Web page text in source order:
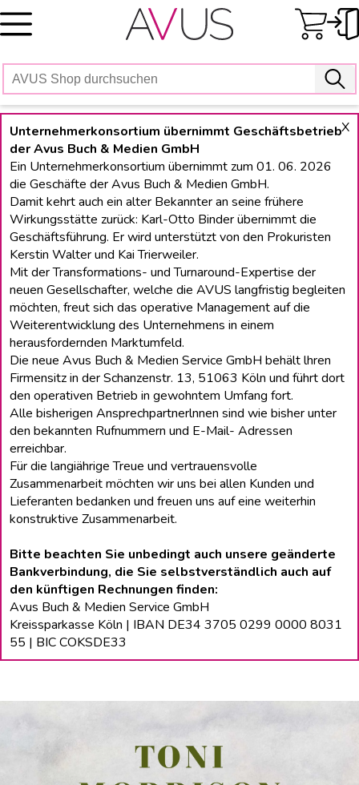
Skip
to
X
Unternehmerkonsortium übernimmt Geschäftsbetrieb
der Avus Buch & Medien GmbH
Ein Unternehmerkonsortium übernimmt zum 01. 06. 2026
die Geschäfte der Avus Buch & Medien GmbH.
Damit kehrt auch ein alter Bekannter an seine frühere
Wirkungsstätte zurück: Karl-Otto Binder übernimmt die
Geschäftsführung. Er wird unterstützt von den Prokuristen
Kerstin Walter und Kai Trierweiler.
Mit der Transformations- und Turnaround-Expertise der
neuen Gesellschafter, welche die AVUS langfristig begleiten
möchten, freut sich das operative Management auf die
Weiterentwicklung des Unternehmens in einem
herausfordernden Marktumfeld.
Die neue Avus Buch & Medien Service GmbH behält lhren
Firmensitz in der Schanzenstr. 13, 51063 Köln und führt dort
den operativen Betrieb in gewohntem Umfang fort.
Alle bisherigen Ansprechpartnerlnnen sind wie bisher unter
den bekannten Rufnummern und E-Mail- Adressen
erreichbar.
Für die langiährige Treue und vertrauensvolle
Zusammenarbeit möchten wir uns bei allen Kunden und
Lieferanten bedanken und freuen uns auf eine weiterhin
konstruktive Zusammenarbeit.
Bitte beachten Sie unbedingt auch unsere geänderte
Bankverbindung, die Sie selbstverständlich auch auf
den künftigen Rechnungen finden:
Avus Buch & Medien Service GmbH
Kreissparkasse Köln | IBAN DE34 3705 0299 0000 8031
55 | BIC COKSDE33